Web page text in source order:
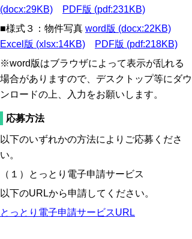
(docx:29KB)
PDF版 (pdf:231KB)
■様式３：物件写真 word版 (docx:22KB)
Excel版 (xlsx:14KB)
PDF版 (pdf:218KB)
※word版はブラウザによって表示が乱れる
場合がありますので、デスクトップ等にダウ
ンロードの上、入力をお願いします。
応募方法
以下のいずれかの方法によりご応募くださ
い。
（１）とっとり電子申請サービス
以下のURLから申請してください。
とっとり電子申請サービスURL